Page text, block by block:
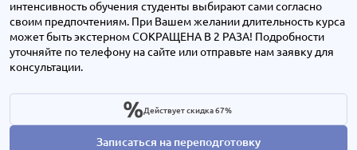
интенсивность обучения студенты выбирают сами согласно
своим предпочтениям. При Вашем желании длительность курса
может быть экстерном СОКРАЩЕНА В 2 РАЗА! Подробности
уточняйте по телефону на сайте или отправьте нам заявку для
консультации.
Записаться на переподготовку
Действует скидка 67%